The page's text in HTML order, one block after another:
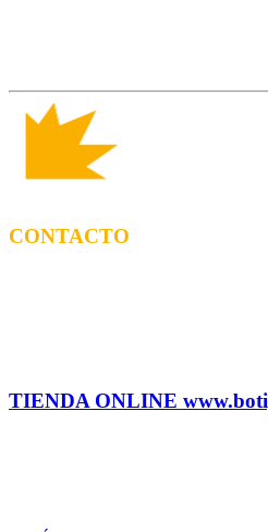
CONTACTO
TIENDA ONLINE